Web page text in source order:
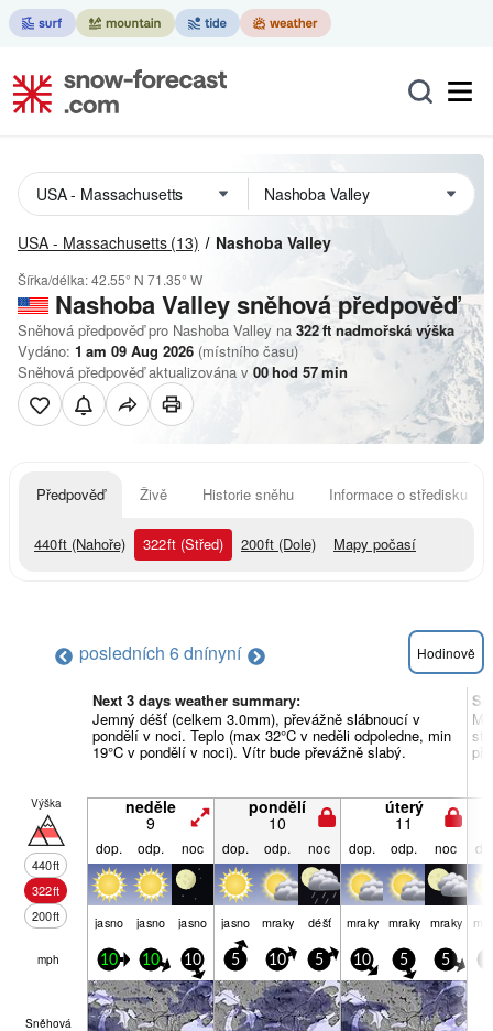
USA - Massachusetts (13) Nashoba Valley
Šířka/délka:42.55° N 71.35° W
Nashoba Valleysněhová předpověď
Sněhová předpověď pro Nashoba Valley na 322ftnadmořská výška
Vydáno: 1 am 09 Aug 2026 (místního času)
Sněhová předpověď aktualizována v 00hod 57min
Předpověď Živě Historie sněhu Informace o středisku
440ft (Nahoře) 322ft (Střed) 200ft (Dole) Mapy počasí
posledních 6 dnínyní Hodinově
Next 3 days weather summary:
Jemný déšť (celkem 3.0mm), převážně slábnoucí v
pondělí v noci. Teplo (max 32°C v neděli odpoledne, min
19°C v pondělí v noci). Vítr bude převážně slabý.
Výška
440ft
322ft
200ft
neděle
9
pondělí
10
úterý
11
dop. odp. noc dop. odp. noc dop. odp. noc
jasno jasno jasno jasno mraky déšť mraky mraky mraky
mph 10 10 10 5 10 5 10 5 5
Sněhová